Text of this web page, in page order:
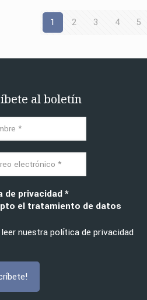
1 2 3 4 5
al boletín
de privacidad*
el tratamiento de datos
nuestra política de privacidad